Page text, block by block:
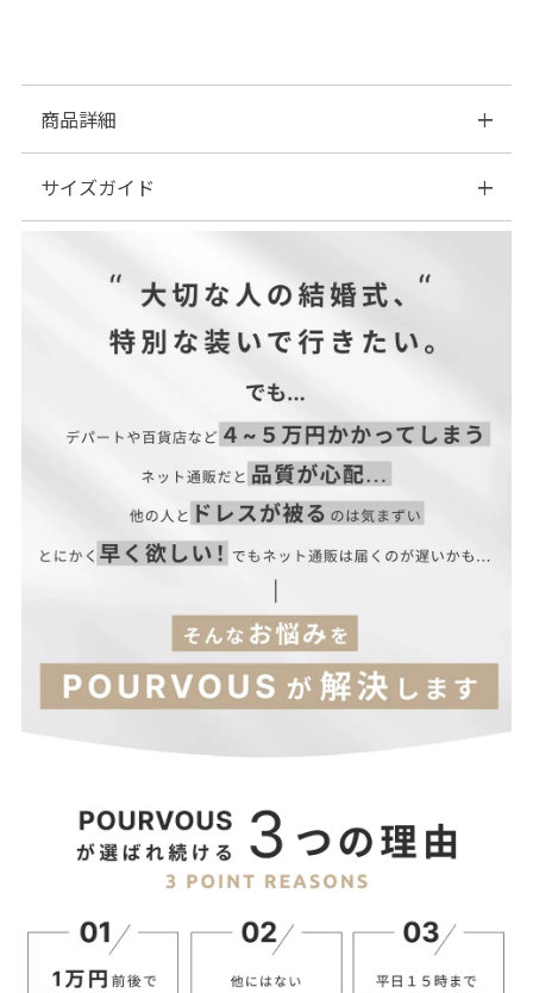
商品詳細
◆カラー:ベージュ／ブラック
サイズガイド
サイズ(cm) 高さ 横幅 マチ
【当店のサイズガイドはこちら→】